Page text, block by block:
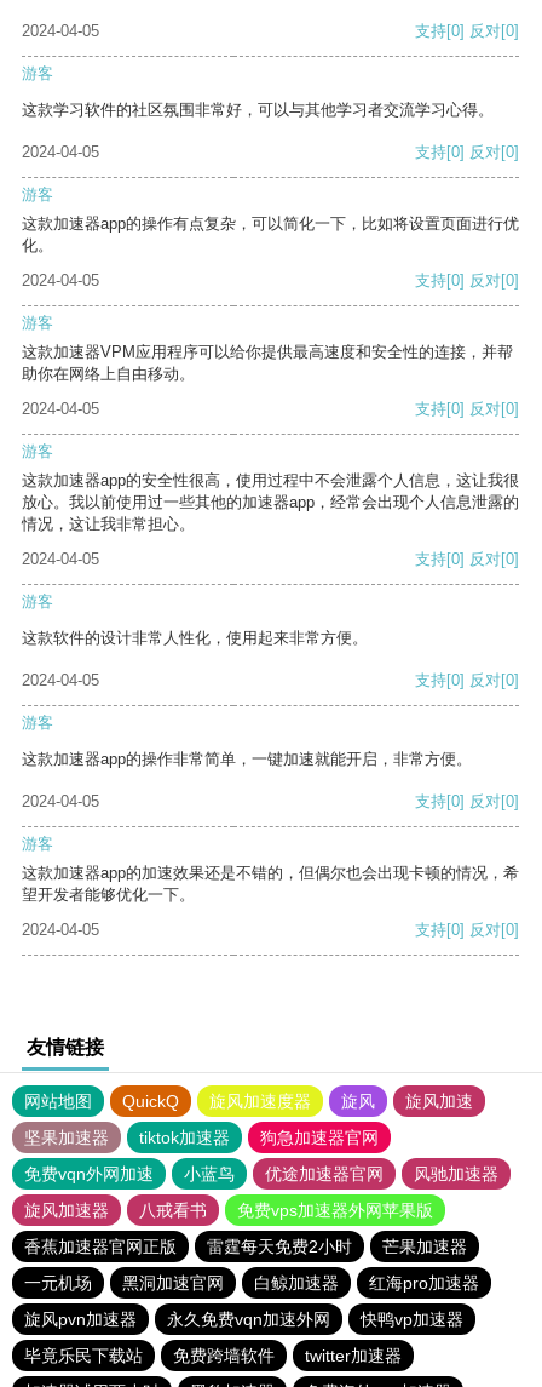
2024-04-05 支持[0] 反对[0]
游客
这款学习软件的社区氛围非常好，可以与其他学习者交流学习心得。
2024-04-05 支持[0] 反对[0]
游客
这款加速器app的操作有点复杂，可以简化一下，比如将设置页面进行优
化。
2024-04-05
支持[0] 反对[0]
游客
这款加速器VPM应用程序可以给你提供最高速度和安全性的连接，并帮
助你在网络上自由移动。
2024-04-05
支持[0] 反对[0]
游客
这款加速器app的安全性很高，使用过程中不会泄露个人信息，这让我很
放心。我以前使用过一些其他的加速器app，经常会出现个人信息泄露的
情况，这让我非常担心。
2024-04-05
支持[0] 反对[0]
游客
这款软件的设计非常人性化，使用起来非常方便。
2024-04-05 支持[0] 反对[0]
游客
这款加速器app的操作非常简单，一键加速就能开启，非常方便。
2024-04-05 支持[0] 反对[0]
游客
这款加速器app的加速效果还是不错的，但偶尔也会出现卡顿的情况，希
望开发者能够优化一下。
2024-04-05
支持[0] 反对[0]
友情链接
网站地图 QuickQ 旋风加速度器 旋风
旋风加速
坚果加速器
tiktok加速器
狗急加速器官网
免费vqn外网加速
小蓝鸟 优途加速器官网
风驰加速器
旋风加速器
八戒看书
免费vps加速器外网苹果版
香蕉加速器官网正版
雷霆每天免费2小时
芒果加速器
一元机场
黑洞加速官网 白鲸加速器
红海pro加速器
旋风pvn加速器
永久免费vqn加速外网
快鸭vp加速器
毕竟乐民下载站
免费跨墙软件
twitter加速器